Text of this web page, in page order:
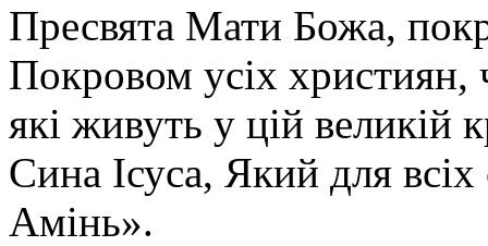
Пресвята Мати Божа,
Покровом усіх християн,
які живуть у цій великій
Сина Ісуса, Який для
Амінь».